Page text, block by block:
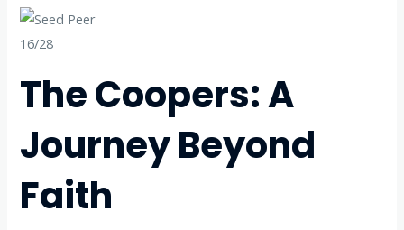
16/28
The Coopers: A
Journey Beyond
Faith